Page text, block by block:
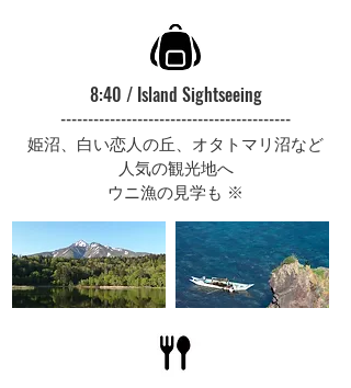
8:40 / Island Sightseeing
------------------------------------------
​姫沼、白い恋人の丘、オタトマリ沼など
人気の観光地へ
​ウニ漁の見学も ※